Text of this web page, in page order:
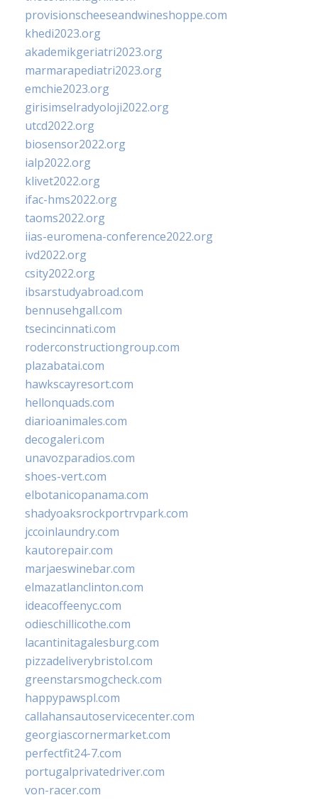
provisionscheeseandwineshoppe.com
khedi2023.org
akademikgeriatri2023.org
marmarapediatri2023.org
emchie2023.org
girisimselradyoloji2022.org
utcd2022.org
biosensor2022.org
ialp2022.org
klivet2022.org
ifac-hms2022.org
taoms2022.org
iias-euromena-conference2022.org
ivd2022.org
csity2022.org
ibsarstudyabroad.com
bennusehgall.com
tsecincinnati.com
roderconstructiongroup.com
plazabatai.com
hawkscayresort.com
hellonquads.com
diarioanimales.com
decogaleri.com
unavozparadios.com
shoes-vert.com
elbotanicopanama.com
shadyoaksrockportrvpark.com
jccoinlaundry.com
kautorepair.com
marjaeswinebar.com
elmazatlanclinton.com
ideacoffeenyc.com
odieschillicothe.com
lacantinitagalesburg.com
pizzadeliverybristol.com
greenstarsmogcheck.com
happypawspl.com
callahansautoservicecenter.com
georgiascornermarket.com
perfectfit24-7.com
portugalprivatedriver.com
von-racer.com